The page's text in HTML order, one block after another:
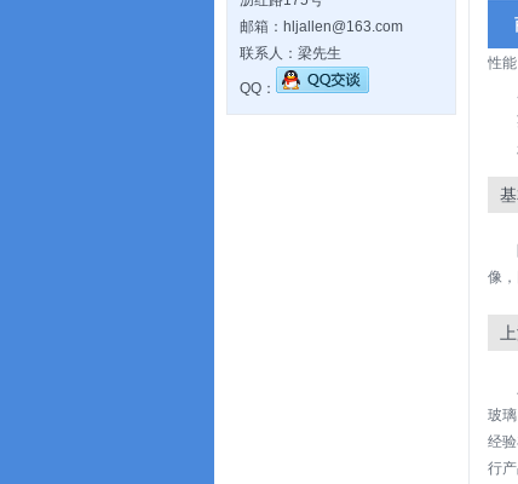
邮箱：hljallen@163.com
联系人：梁先生
QQ：
性
像
玻
经
行